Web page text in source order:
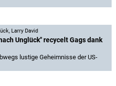
, Larry David
Unglück" recycelt Gags dank
lustige Geheimnisse der US-